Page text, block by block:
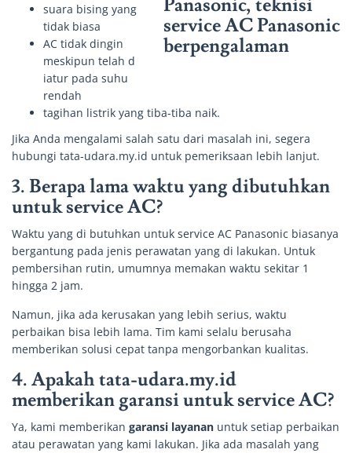
suara bising yang
tidak biasa
AC tidak dingin
meskipun telah d
iatur pada suhu
rendah
tagihan listrik yang tiba-tiba naik.
Jika Anda mengalami salah satu dari masalah ini, segera
hubungi tata-udara.my.id untuk pemeriksaan lebih lanjut.
3. Berapa lama waktu yang dibutuhkan
untuk service AC?
Waktu yang di butuhkan untuk service AC Panasonic biasanya
bergantung pada jenis perawatan yang di lakukan. Untuk
pembersihan rutin, umumnya memakan waktu sekitar 1
hingga 2 jam.
Namun, jika ada kerusakan yang lebih serius, waktu
perbaikan bisa lebih lama. Tim kami selalu berusaha
memberikan solusi cepat tanpa mengorbankan kualitas.
4. Apakah tata-udara.my.id
memberikan garansi untuk service AC?
Ya, kami memberikan garansi layanan untuk setiap perbaikan
atau perawatan yang kami lakukan. Jika ada masalah yang